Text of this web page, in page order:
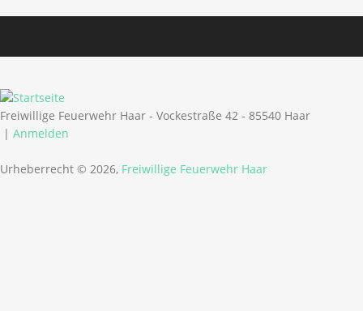
Freiwillige Feuerwehr Haar - Vockestraße 42 - 85540 Haar
| Anmelden
Urheberrecht © 2026, Freiwillige Feuerwehr Haar